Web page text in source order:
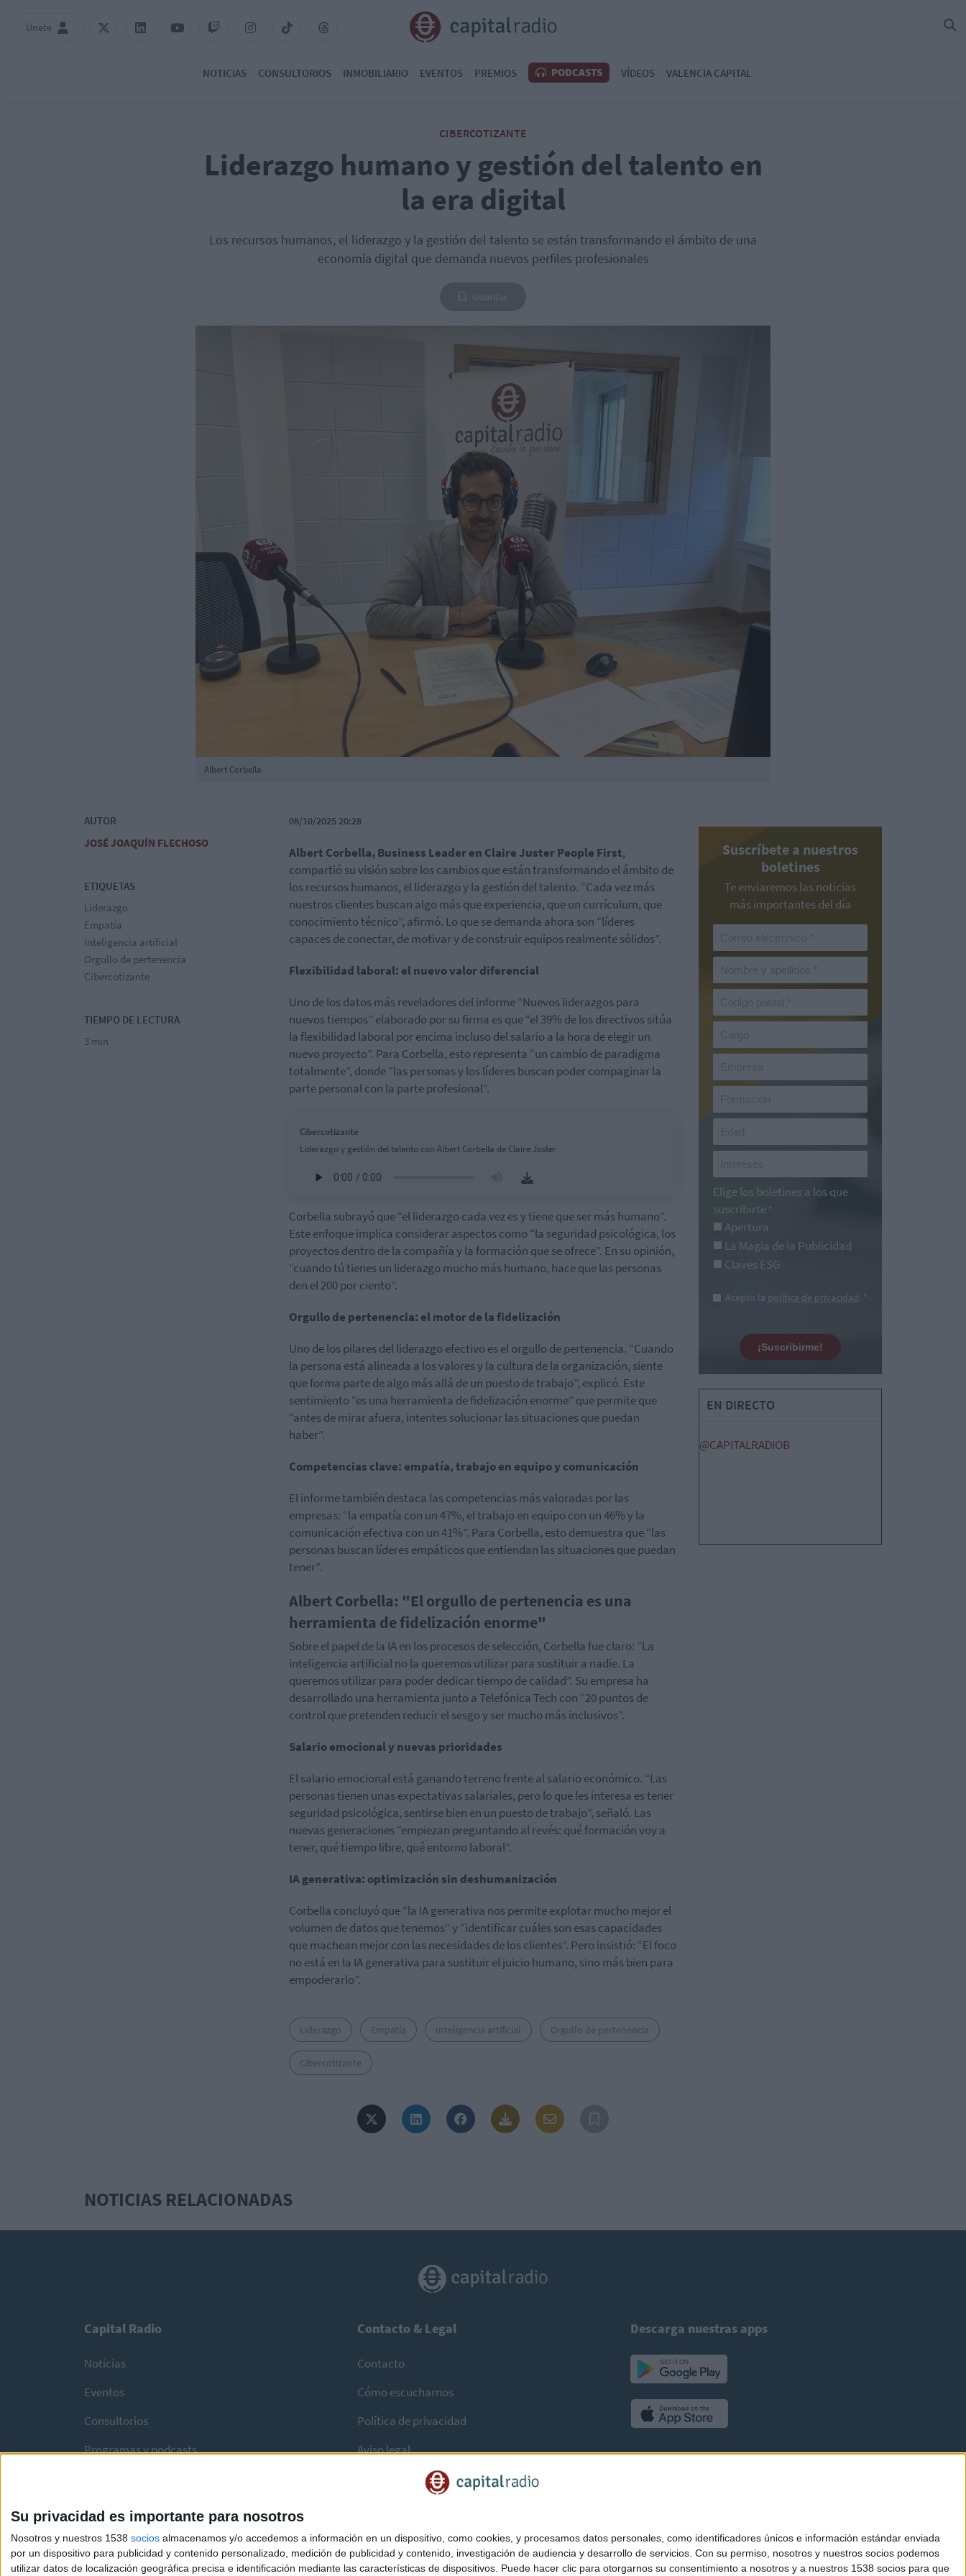
Su privacidad es importante para nosotros
Nosotros y nuestros 1538 socios almacenamos y/o accedemos a información en un dispositivo, como cookies, y procesamos datos personales, como identificadores únicos e información estándar enviada
por un dispositivo para publicidad y contenido personalizado, medición de publicidad y contenido, investigación de audiencia y desarrollo de servicios. Con su permiso, nosotros y nuestros socios podemos
utilizar datos de localización geográfica precisa e identificación mediante las características de dispositivos. Puede hacer clic para otorgarnos su consentimiento a nosotros y a nuestros 1538 socios para que
Únete
NOTICIAS CONSULTORIOS INMOBILIARIO EVENTOS PREMIOS PODCASTS VÍDEOS VALENCIA CAPITAL
CIBERCOTIZANTE
Liderazgo humano y gestión del talento en
la era digital
Los recursos humanos, el liderazgo y la gestión del talento se están transformando el ámbito de una
economía digital que demanda nuevos perfiles profesionales
Albert Corbella
AUTOR
JOSÉ JOAQUÍN FLECHOSO
ETIQUETAS
Liderazgo
Empatía
Inteligencia artificial
Orgullo de pertenencia
Cibercotizante
TIEMPO DE LECTURA
3 min
08/10/2025 20:28
Albert Corbella, Business Leader en Claire Juster People First,
compartió su visión sobre los cambios que están transformando el ámbito de
los recursos humanos, el liderazgo y la gestión del talento. “Cada vez más
nuestros clientes buscan algo más que experiencia, que un currículum, que
conocimiento técnico”, afirmó. Lo que se demanda ahora son “líderes
capaces de conectar, de motivar y de construir equipos realmente sólidos”.
Flexibilidad laboral: el nuevo valor diferencial
Uno de los datos más reveladores del informe “Nuevos liderazgos para
nuevos tiempos” elaborado por su firma es que “el 39% de los directivos sitúa
la flexibilidad laboral por encima incluso del salario a la hora de elegir un
nuevo proyecto”. Para Corbella, esto representa “un cambio de paradigma
totalmente”, donde “las personas y los líderes buscan poder compaginar la
parte personal con la parte profesional”.
Cibercotizante
Liderazgo y gestión del talento con Albert Corbella de Claire Joster
Corbella subrayó que “el liderazgo cada vez es y tiene que ser más humano”.
Este enfoque implica considerar aspectos como “la seguridad psicológica, los
proyectos dentro de la compañía y la formación que se ofrece”. En su opinión,
“cuando tú tienes un liderazgo mucho más humano, hace que las personas
den el 200 por ciento”.
Orgullo de pertenencia: el motor de la fidelización
Uno de los pilares del liderazgo efectivo es el orgullo de pertenencia. “Cuando
la persona está alineada a los valores y la cultura de la organización, siente
que forma parte de algo más allá de un puesto de trabajo”, explicó. Este
sentimiento “es una herramienta de fidelización enorme” que permite que
“antes de mirar afuera, intentes solucionar las situaciones que puedan
haber”.
Competencias clave: empatía, trabajo en equipo y comunicación
El informe también destaca las competencias más valoradas por las
empresas: “la empatía con un 47%, el trabajo en equipo con un 46% y la
comunicación efectiva con un 41%”. Para Corbella, esto demuestra que “las
personas buscan líderes empáticos que entiendan las situaciones que puedan
tener”.
Albert Corbella: "El orgullo de pertenencia es una
herramienta de fidelización enorme"
Sobre el papel de la IA en los procesos de selección, Corbella fue claro: “La
inteligencia artificial no la queremos utilizar para sustituir a nadie. La
queremos utilizar para poder dedicar tiempo de calidad”. Su empresa ha
desarrollado una herramienta junto a Telefónica Tech con “20 puntos de
control que pretenden reducir el sesgo y ser mucho más inclusivos”.
Salario emocional y nuevas prioridades
El salario emocional está ganando terreno frente al salario económico. “Las
personas tienen unas expectativas salariales, pero lo que les interesa es tener
seguridad psicológica, sentirse bien en un puesto de trabajo”, señaló. Las
nuevas generaciones “empiezan preguntando al revés: qué formación voy a
tener, qué tiempo libre, qué entorno laboral”.
IA generativa: optimización sin deshumanización
Corbella concluyó que “la IA generativa nos permite explotar mucho mejor el
volumen de datos que tenemos” y “identificar cuáles son esas capacidades
que machean mejor con las necesidades de los clientes”. Pero insistió: “El foco
no está en la IA generativa para sustituir el juicio humano, sino más bien para
empoderarlo”.
Liderazgo Empatía Inteligencia artificial Orgullo de pertenencia
Cibercotizante
Suscríbete a nuestros
boletines
Te enviaremos las noticias
más importantes del día
Elige los boletines a los que
suscribirte *
Apertura
La Magia de la Publicidad
Claves ESG
Acepto la política de privacidad. *
¡Suscribirme!
EN DIRECTO
@CAPITALRADIOB
NOTICIAS RELACIONADAS
Capital Radio
Noticias
Eventos
Consultorios
Programas y podcasts
Contacto & Legal
Contacto
Cómo escucharnos
Política de privacidad
Aviso legal
Descarga nuestras apps